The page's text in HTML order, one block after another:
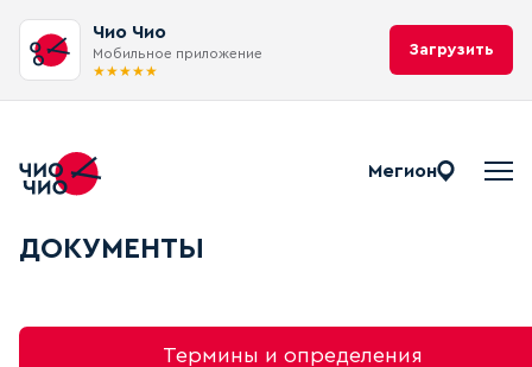
Чио Чио
Мобильное приложение
★★★★★
Загрузить
Мегион
Документы Чио Чио
ДОКУМЕНТЫ
Термины и определения